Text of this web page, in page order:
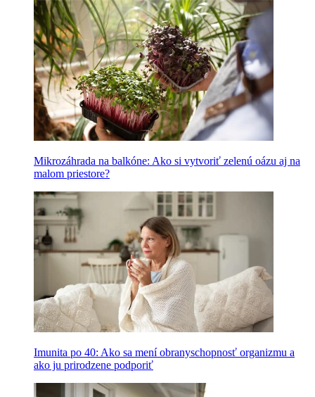
Mikrozáhrada na balkóne: Ako si vytvoriť zelenú oázu aj na
malom priestore?
Imunita po 40: Ako sa mení obranyschopnosť organizmu a
ako ju prirodzene podporiť